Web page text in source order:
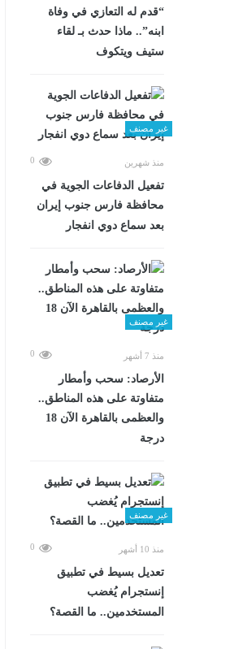
“قدم له التعازي في وفاة
ابنه”.. ماذا حدث بـ لقاء
ستيف ويتكوف
غير مصنف
منذ شهرين 0
تفعيل الدفاعات الجوية في
محافظة فارس جنوب إيران
بعد سماع دوي انفجار
غير مصنف
منذ 7 أشهر 0
الأرصاد: سحب وأمطار
متفاوتة على هذه المناطق..
والعظمى بالقاهرة الآن 18
درجة
غير مصنف
منذ 10 أشهر 0
تعديل بسيط في تطبيق
إنستجرام يُغضب
المستخدمين.. ما القصة؟